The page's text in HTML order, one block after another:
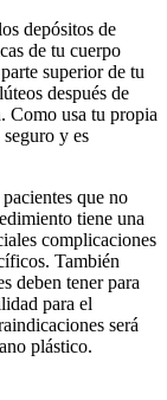
depósitos de
de tu cuerpo
superior de tu
después de
Como usa tu propia
y es
que no
tiene una
complicaciones
También
deben tener para
para el
será
plástico.